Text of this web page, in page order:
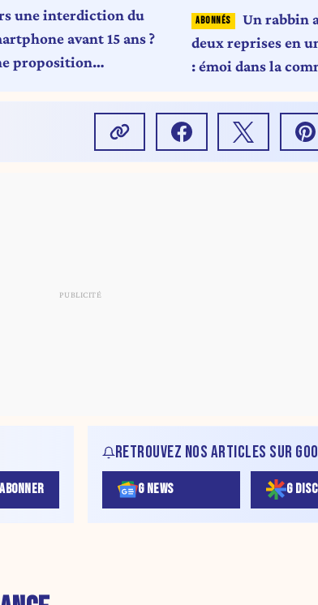
une interdiction du
avant 15 ans ?
proposition
Un rabbin
deux reprises en
: émoi dans la
RETROUVEZ NOS ARTICLES SUR
G NEWS G